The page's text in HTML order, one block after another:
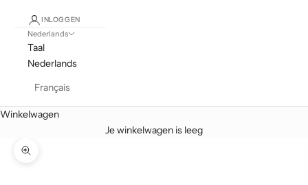
INLOGGEN
Nederlands
Taal
Nederlands
Français
Winkelwagen
Je winkelwagen is leeg
In-/uitzoomen